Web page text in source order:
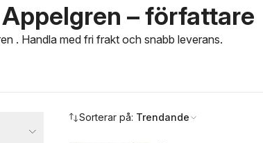
– författare
. Handla med fri frakt och snabb leverans.
Sorterar på: Trendande